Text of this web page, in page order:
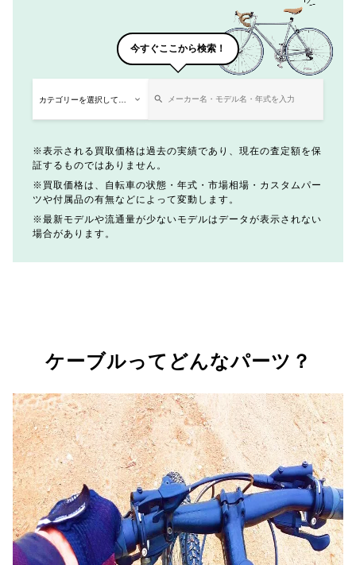
今すぐここから検索！
表示される買取価格は過去の実績であり、現在の査定額を保
証するものではありません。
買取価格は、自転車の状態・年式・市場相場・カスタムパー
ツや付属品の有無などによって変動します。
最新モデルや流通量が少ないモデルはデータが表示されない
場合があります。
ケーブルってどんなパーツ？